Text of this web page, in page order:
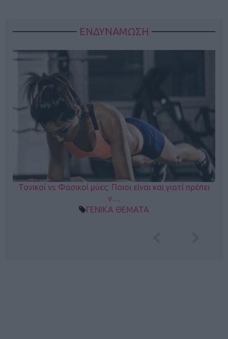
ΕΝΔΥΝΑΜΩΣΗ
Τονικοί vs Φασικοί μύες: Ποιοι είναι και γιατί πρέπει
ν…
ΓΕΝΙΚΑ ΘΕΜΑΤΑ